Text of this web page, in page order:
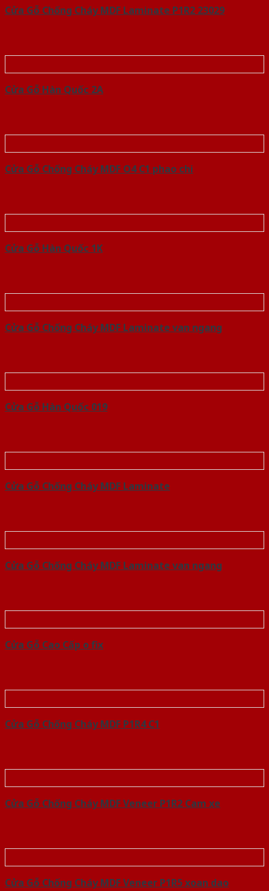
Cửa Gỗ Chống Cháy MDF Laminate P1R2 23029
Cửa Gỗ Hàn Quốc 2A
Cửa Gỗ Chống Cháy MDF O4 C1 phao chi
Cửa Gỗ Hàn Quốc 1K
Cửa Gỗ Chống Cháy MDF Laminate van ngang
Cửa Gỗ Hàn Quốc 019
Cửa Gỗ Chống Cháy MDF Laminate
Cửa Gỗ Chống Cháy MDF Laminate van ngang
Cửa Gỗ Cao Cấp o fix
Cửa Gỗ Chống Cháy MDF P1R4 C1
Cửa Gỗ Chống Cháy MDF Veneer P1R2 Cam xe
Cửa Gỗ Chống Cháy MDF Veneer P1R5 xoan dao